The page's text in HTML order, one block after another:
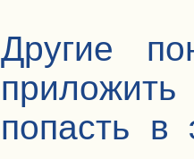
Другие
попасть